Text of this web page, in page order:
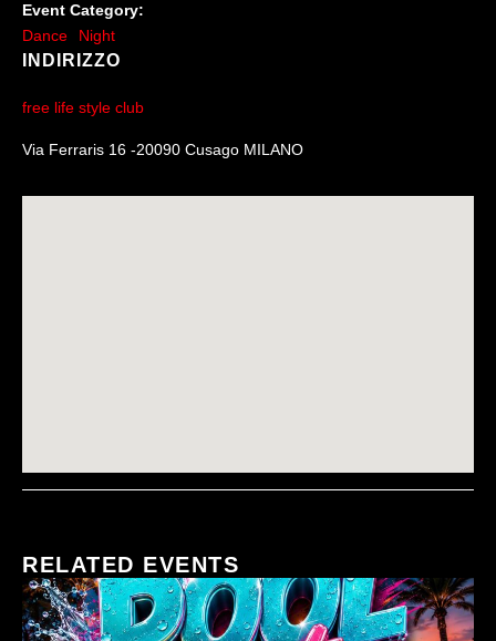
Event Category:
Dance
Night
INDIRIZZO
free life style club
Via Ferraris 16 -20090 Cusago MILANO
RELATED EVENTS